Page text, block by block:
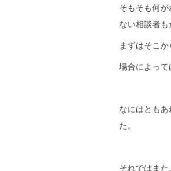
そもそも何
ない相談者も
まずはそこ
場合によって
なにはとも
た。
それではまた